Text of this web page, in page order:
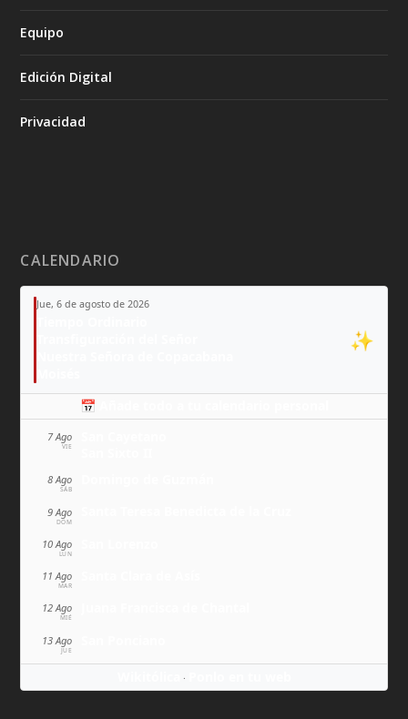
Equipo
Edición Digital
Privacidad
CALENDARIO
Jue, 6 de agosto de 2026
✨
📅 Añade todo a tu calendario personal
7 Ago
VIE
8 Ago
SÁB
9 Ago
DOM
10 Ago
LUN
11 Ago
MAR
12 Ago
MIÉ
13 Ago
JUE
·